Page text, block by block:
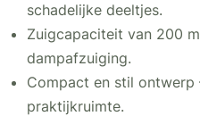
schadelijke deeltjes.
Zuigcapaciteit van 200
dampafzuiging.
Compact en stil ontwerp
praktijkruimte.